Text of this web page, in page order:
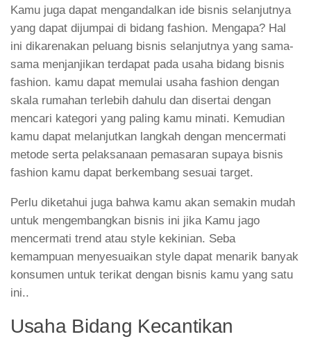
Kamu juga dapat mengandalkan ide bisnis selanjutnya
yang dapat dijumpai di bidang fashion. Mengapa? Hal
ini dikarenakan peluang bisnis selanjutnya yang sama-
sama menjanjikan terdapat pada usaha bidang bisnis
fashion. kamu dapat memulai usaha fashion dengan
skala rumahan terlebih dahulu dan disertai dengan
mencari kategori yang paling kamu minati. Kemudian
kamu dapat melanjutkan langkah dengan mencermati
metode serta pelaksanaan pemasaran supaya bisnis
fashion kamu dapat berkembang sesuai target.
Perlu diketahui juga bahwa kamu akan semakin mudah
untuk mengembangkan bisnis ini jika Kamu jago
mencermati trend atau style kekinian. Seba
kemampuan menyesuaikan style dapat menarik banyak
konsumen untuk terikat dengan bisnis kamu yang satu
ini..
Usaha Bidang Kecantikan